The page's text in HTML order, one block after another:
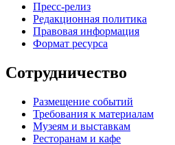
Пресс-релиз
Редакционная политика
Правовая информация
Формат ресурса
Сотрудничество
Размещение событий
Требования к материалам
Музеям и выставкам
Ресторанам и кафе